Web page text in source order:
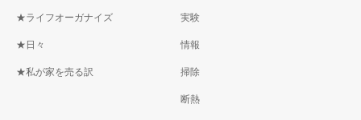
★ライフオーガナイズ
★日々
★私が家を売る訳
実験
情報
掃除
断熱